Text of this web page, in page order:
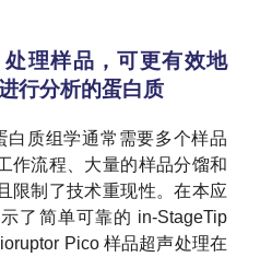
理样品，可更有效地
行分析的蛋白质
白质组学通常需要多个样品
作流程、大量的样品分馏和
限制了技术重现性。在本应
了简单可靠的 in-StageTip
Pico 样品超声处理在